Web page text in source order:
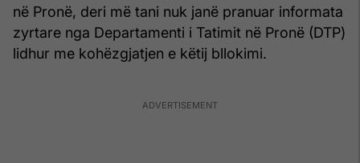
në Pronë, deri më tani nuk janë pranuar informata
zyrtare nga Departamenti i Tatimit në Pronë (DTP)
lidhur me kohëzgjatjen e këtij bllokimi.